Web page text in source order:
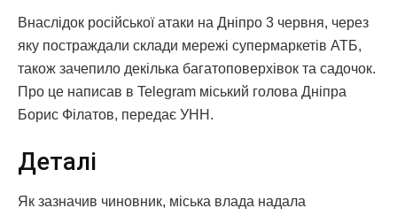
Внаслідок російської атаки на Дніпро 3 червня, через
яку постраждали склади мережі супермаркетів АТБ,
також зачепило декілька багатоповерхівок та садочок.
Про це написав в Telegram міський голова Дніпра
Борис Філатов, передає УНН.
Деталі
Як зазначив чиновник, міська влада надала